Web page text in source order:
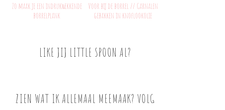
Zo maak je een indrukwekkende
borrelplank
Voor bij de borrel // Garnalen
gebakken in knoflookolie
LIKE JIJ LITTLE SPOON AL?
ZIEN WAT IK ALLEMAAL MEEMAAK? VOLG